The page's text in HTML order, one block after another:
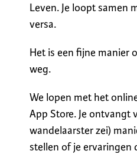
Leven. Je loopt samen
versa.
Het is een fijne manier
weg.
We lopen met het
App Store. Je ontvangt
wandelaarster zei)
stellen of je ervaringen